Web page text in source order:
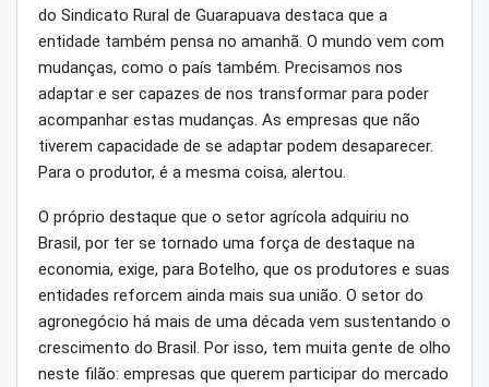
do Sindicato Rural de Guarapuava destaca que a
entidade também pensa no amanhã. O mundo vem com
mudanças, como o país também. Precisamos nos
adaptar e ser capazes de nos transformar para poder
acompanhar estas mudanças. As empresas que não
tiverem capacidade de se adaptar podem desaparecer.
Para o produtor, é a mesma coisa, alertou.
O próprio destaque que o setor agrícola adquiriu no
Brasil, por ter se tornado uma força de destaque na
economia, exige, para Botelho, que os produtores e suas
entidades reforcem ainda mais sua união. O setor do
agronegócio há mais de uma década vem sustentando o
crescimento do Brasil. Por isso, tem muita gente de olho
neste filão: empresas que querem participar do mercado